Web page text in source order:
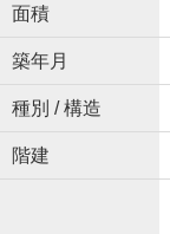
面積
築年月
種別 / 構造
階建